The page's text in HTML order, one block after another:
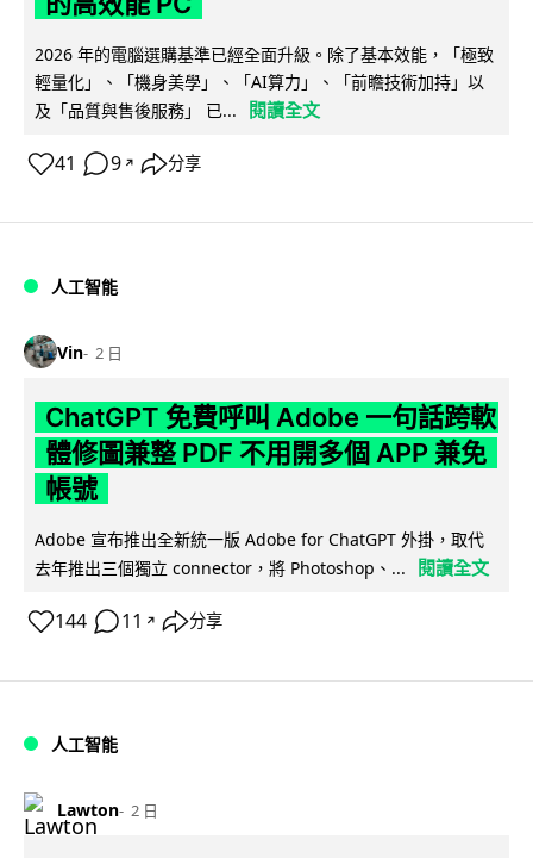
2026 年的電腦選購基準已經全面升級。除了基本效能，「極致
輕量化」、「機身美學」、「AI算力」、「前瞻技術加持」以
及「品質與售後服務」 已...
閱讀全文
41 9 ↗ 分享
人工智能
Vin 2 日
ChatGPT 免費呼叫 Adobe 一句話跨軟
體修圖兼整 PDF 不用開多個 APP 兼免
帳號
Adobe 宣布推出全新統一版 Adobe for ChatGPT 外掛，取代
去年推出三個獨立 connector，將 Photoshop、...
閱讀全文
144 11 ↗ 分享
人工智能
Lawton 2 日